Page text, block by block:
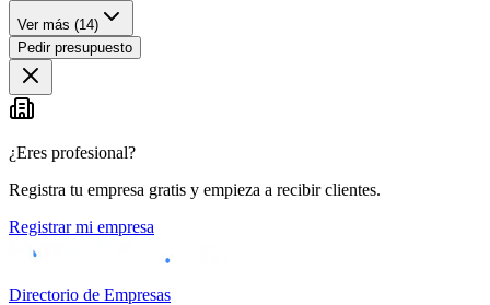
Ver más (14)
Pedir presupuesto
¿Eres profesional?
Registra tu empresa gratis y empieza a recibir clientes.
Registrar mi empresa
Directorio de Empresas